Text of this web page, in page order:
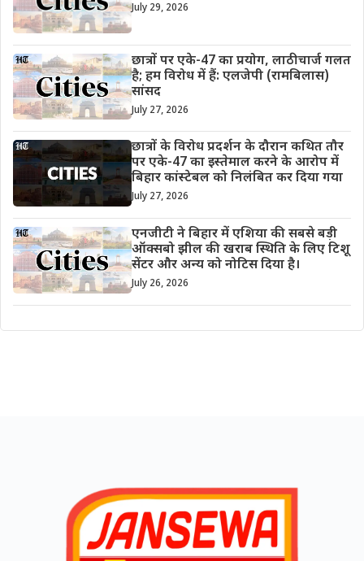
July 29, 2026
छात्रों पर एके-47 का प्रयोग, लाठीचार्ज गलत
है; हम विरोध में हैं: एलजेपी (रामबिलास)
सांसद
July 27, 2026
छात्रों के विरोध प्रदर्शन के दौरान कथित तौर
पर एके-47 का इस्तेमाल करने के आरोप में
बिहार कांस्टेबल को निलंबित कर दिया गया
July 27, 2026
एनजीटी ने बिहार में एशिया की सबसे बड़ी
ऑक्सबो झील की खराब स्थिति के लिए टिशू
सेंटर और अन्य को नोटिस दिया है।
July 26, 2026